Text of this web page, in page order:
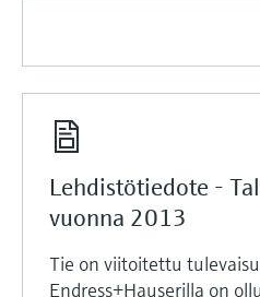
Lehdistötiedote -
vuonna 2013
Tie on viitoitettu
Endress+Hauserilla on